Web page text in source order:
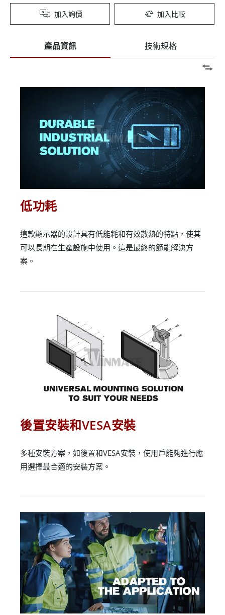
加入詢價 加入比較
產品資訊 技術規格
低功耗
這款顯示器的設計具有低能耗和有效散熱的特點，使其
可以長期在生產設施中使用。這是最終的節能解決方
案。
後置安裝和VESA安裝
多種安裝方案，如後置和VESA安裝，使用戶能夠進行應
用選擇最合適的安裝方案。